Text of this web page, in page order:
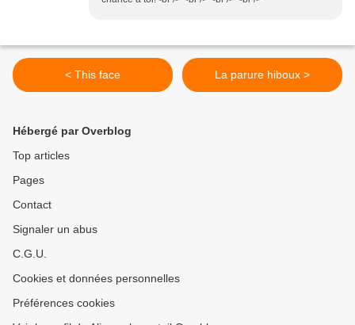
< This face La parure hiboux >
Hébergé par Overblog
Top articles
Pages
Contact
Signaler un abus
C.G.U.
Cookies et données personnelles
Préférences cookies